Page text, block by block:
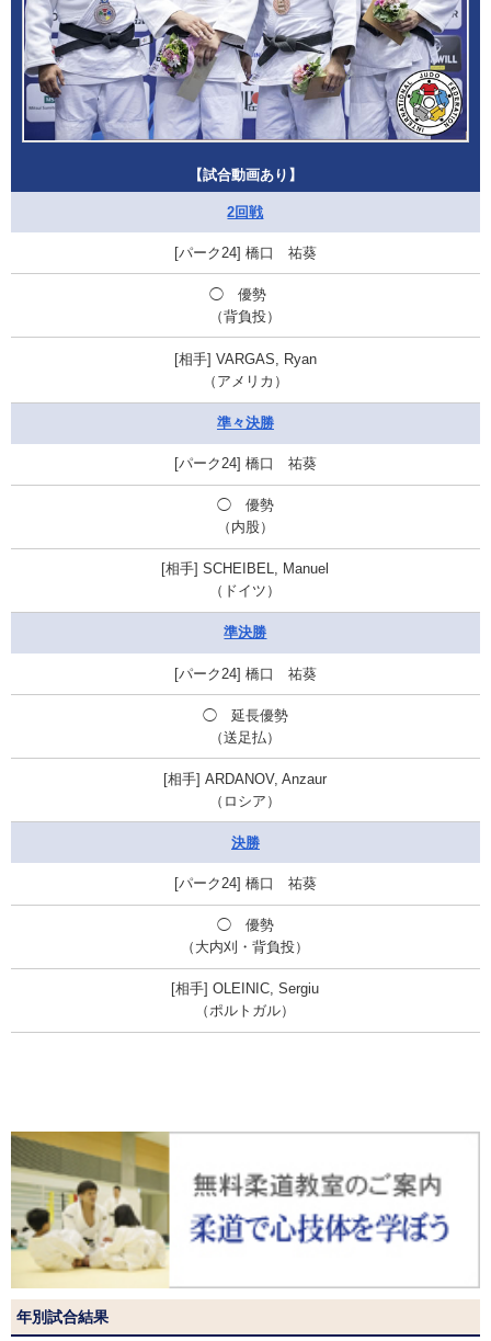
【試合動画あり】
2回戦
橋口 祐葵
◯ 優勢
（背負投）
VARGAS, Ryan
（アメリカ）
準々決勝
橋口 祐葵
◯ 優勢
（内股）
SCHEIBEL, Manuel
（ドイツ）
準決勝
橋口 祐葵
◯ 延長優勢
（送足払）
ARDANOV, Anzaur
（ロシア）
決勝
橋口 祐葵
◯ 優勢
（大内刈・背負投）
OLEINIC, Sergiu
（ポルトガル）
年別試合結果